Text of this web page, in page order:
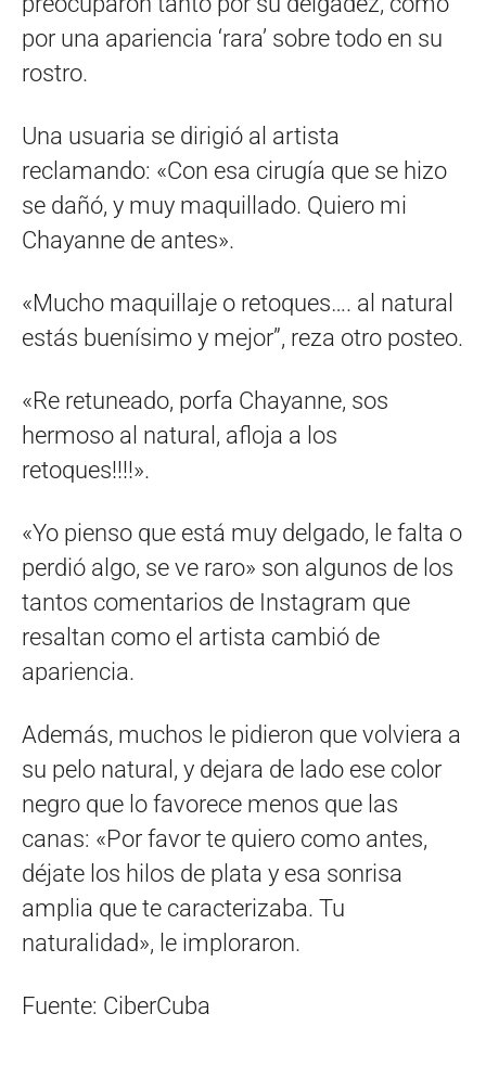
por una apariencia ‘rara’ sobre todo en su
rostro.
Una usuaria se dirigió al artista
reclamando: «Con esa cirugía que se hizo
se dañó, y muy maquillado. Quiero mi
Chayanne de antes».
«Mucho maquillaje o retoques…. al natural
estás buenísimo y mejor”, reza otro posteo.
«Re retuneado, porfa Chayanne, sos
hermoso al natural, afloja a los
retoques!!!!».
«Yo pienso que está muy delgado, le falta o
perdió algo, se ve raro» son algunos de los
tantos comentarios de Instagram que
resaltan como el artista cambió de
apariencia.
Además, muchos le pidieron que volviera a
su pelo natural, y dejara de lado ese color
negro que lo favorece menos que las
canas: «Por favor te quiero como antes,
déjate los hilos de plata y esa sonrisa
amplia que te caracterizaba. Tu
naturalidad», le imploraron.
Fuente: CiberCuba